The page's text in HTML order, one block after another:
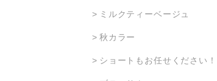
ミルクティーベージュ
秋カラー
ショートもお任せください！